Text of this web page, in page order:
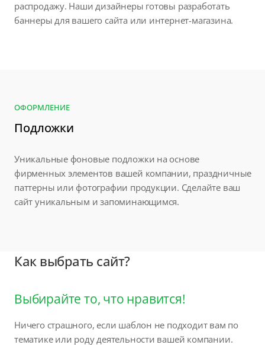
распродажу. Наши дизайнеры готовы разработать
баннеры для вашего сайта или интернет-магазина.
ОФОРМЛЕНИЕ
Подложки
Уникальные фоновые подложки на основе
фирменных элементов вашей компании, праздничные
паттерны или фотографии продукции. Сделайте ваш
сайт уникальным и запоминающимся.
Как выбрать сайт?
Выбирайте то, что нравится!
Ничего страшного, если шаблон не подходит вам по
тематике или роду деятельности вашей компании.